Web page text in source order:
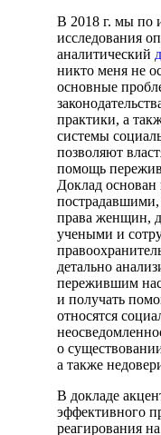
В 2018 г. мы по
исследования
аналитический
никто меня не
основные
практики, а
системы
позволяют
помощь
Доклад
пострадавшими,
права женщин,
учеными и
детально
пережившим
и получать
относятся
о
а также
В докладе
эффективного
реагирования